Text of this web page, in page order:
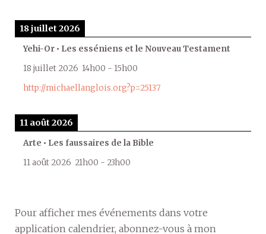
18 juillet 2026
Yehi-Or • Les esséniens et le Nouveau Testament
18 juillet 2026 14h00 - 15h00
http://michaellanglois.org?p=25137
11 août 2026
Arte • Les faussaires de la Bible
11 août 2026 21h00 - 23h00
Pour afficher mes événements dans votre
application calendrier, abonnez-vous à mon